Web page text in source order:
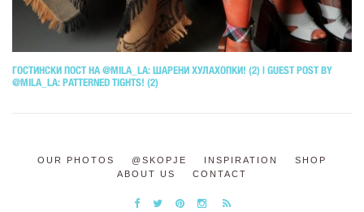
ГОСТИНСКИ ПОСТ НА @MILA_LA: ШАРЕНИ ХУЛАХОПКИ! (2) | GUEST POST BY
@MILA_LA: PATTERNED TIGHTS! (2)
OUR PHOTOS @SKOPJE INSPIRATION
SHOP
ABOUT US
CONTACT